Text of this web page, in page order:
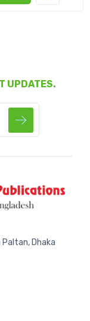
UPDATES.
Dhaka